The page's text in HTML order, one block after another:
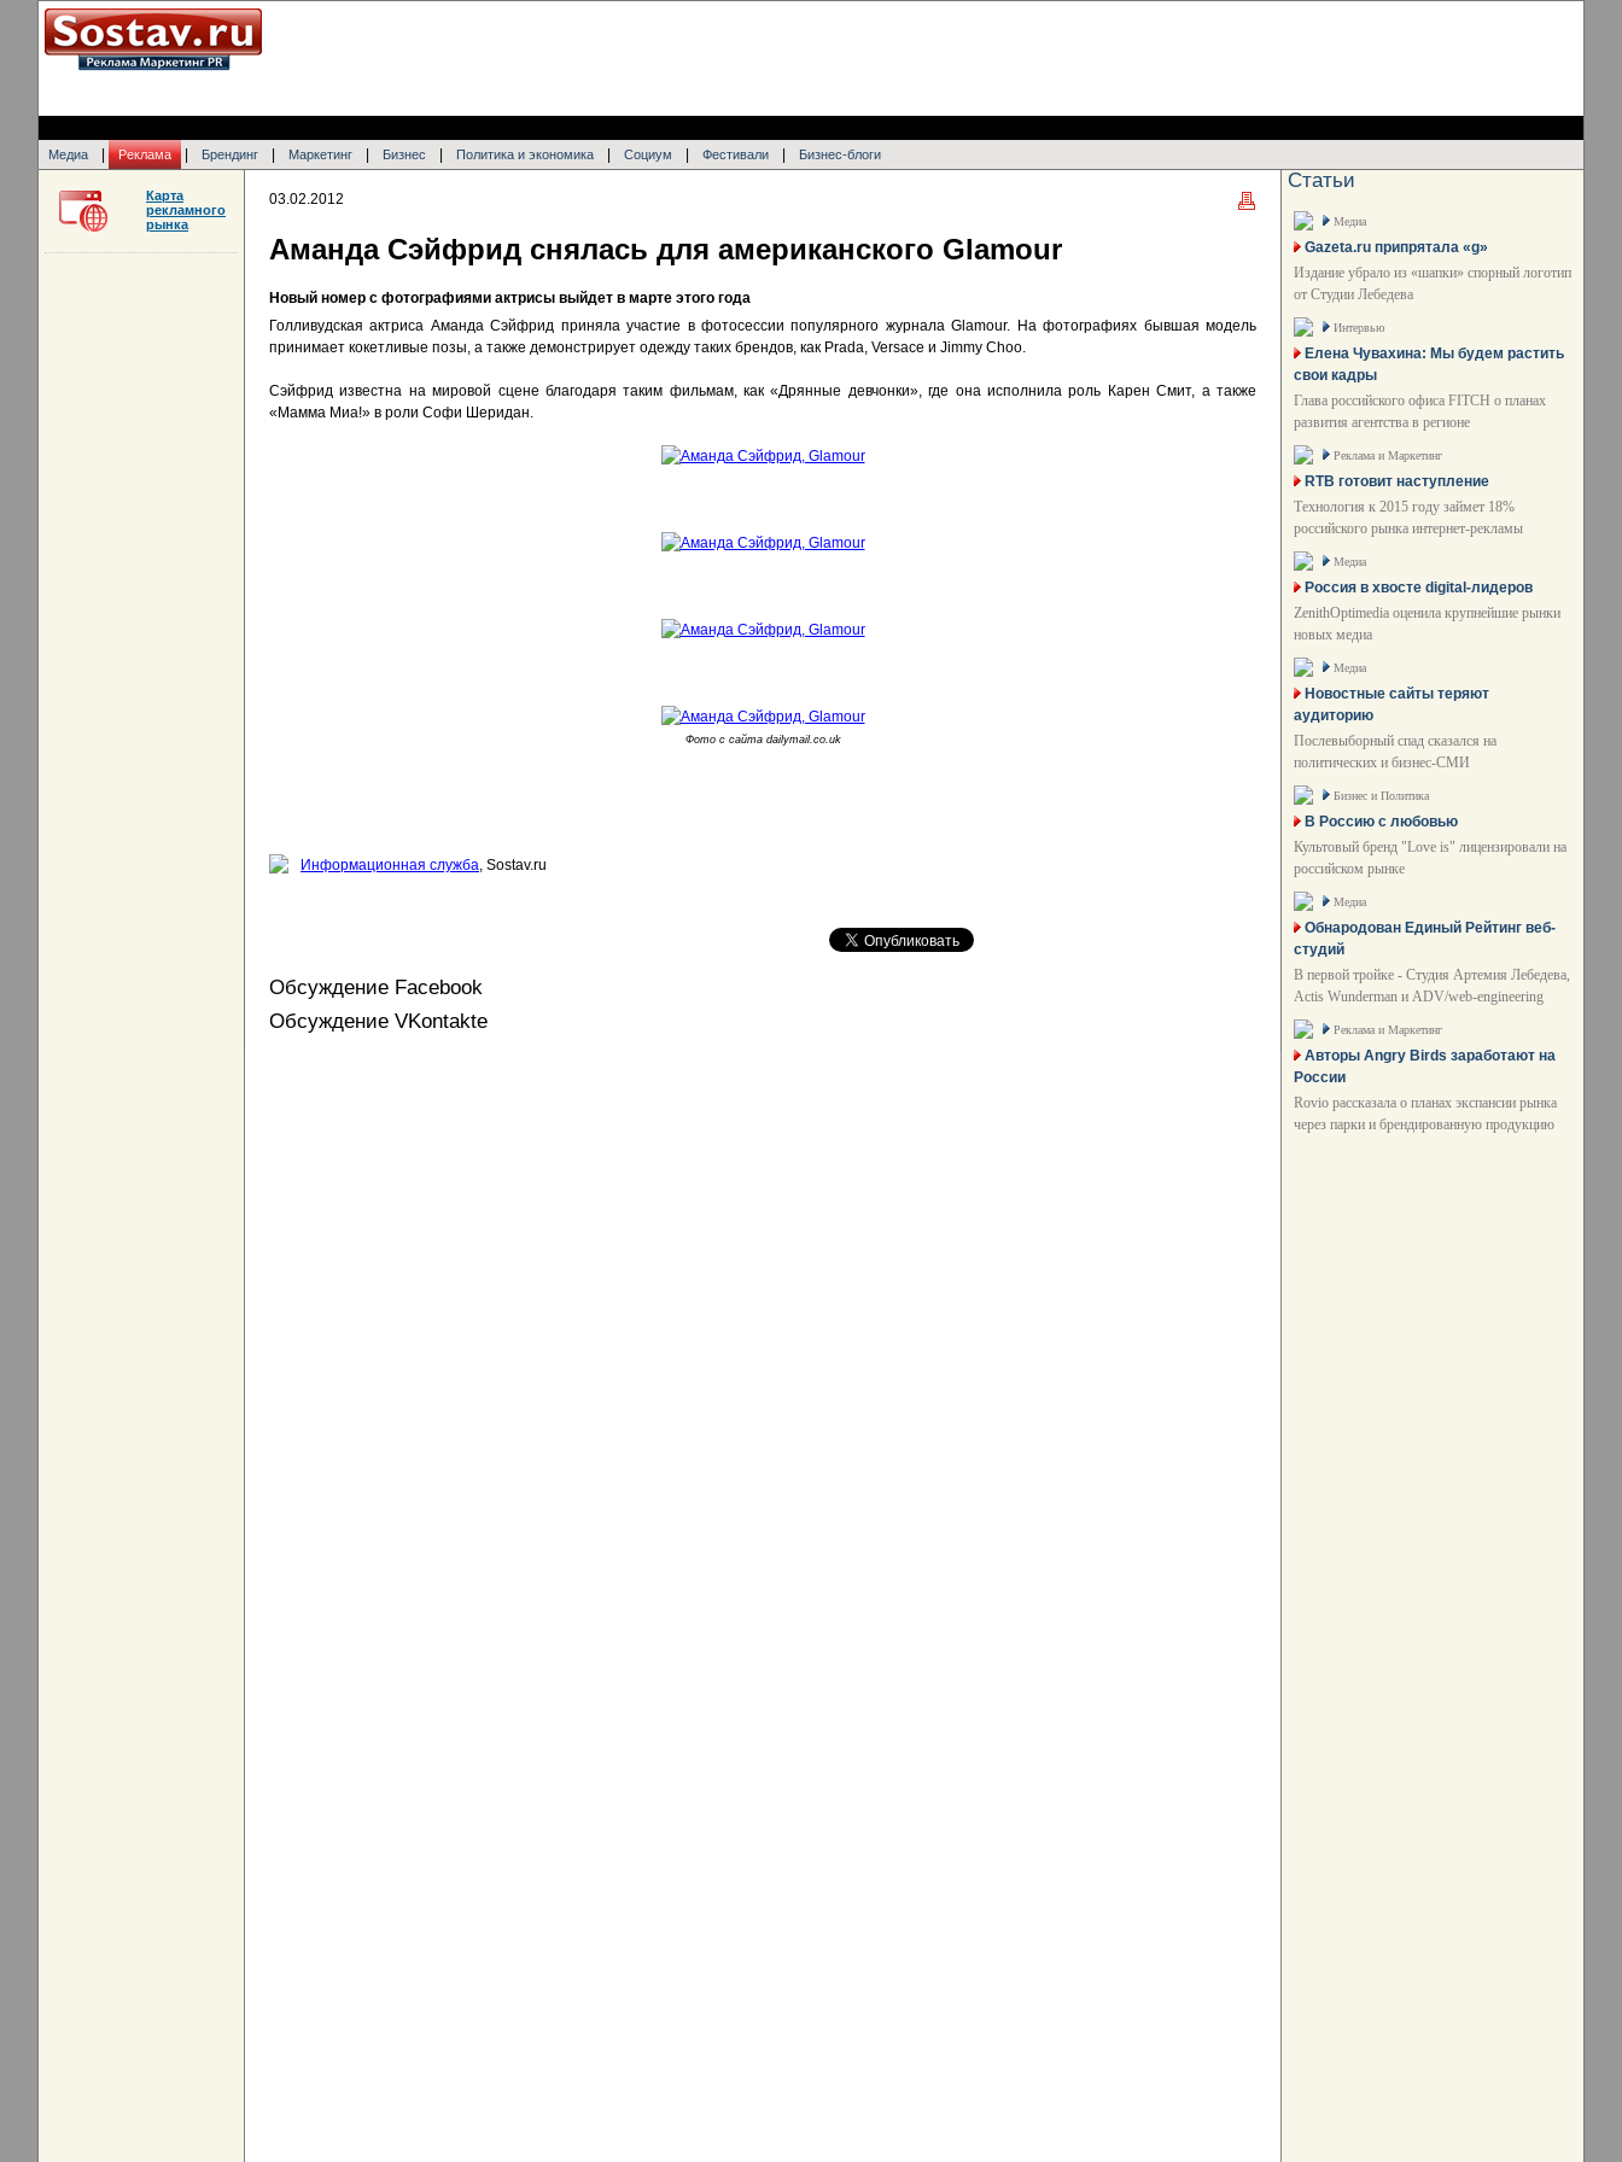
Медиа Реклама Брендинг Маркетинг Бизнес Политика и экономика Социум Фестивали Бизнес-блоги
03.02.2012
Аманда Сэйфрид снялась для американского Glamour
Новый номер с фотографиями актрисы выйдет в марте этого года
Голливудская актриса Аманда Сэйфрид приняла участие в фотосессии популярного журнала Glamour. На фотографиях бывшая модель
принимает кокетливые позы, а также демонстрирует одежду таких брендов, как Prada, Versace и Jimmy Choo.
Сэйфрид известна на мировой сцене благодаря таким фильмам, как «Дрянные девчонки», где она исполнила роль Карен Смит, а также
«Мамма Миа!» в роли Софи Шеридан.
Фото с сайта dailymail.co.uk
Информационная служба, Sostav.ru
Обсуждение Facebook
Обсуждение VKontakte
Карта
рекламного
рынка
Статьи
Медиа
Gazeta.ru припрятала «g»
Издание убрало из «шапки» спорный логотип
от Студии Лебедева
Интервью
Елена Чувахина: Мы будем растить
свои кадры
Глава российского офиса FITCH о планах
развития агентства в регионе
Реклама и Маркетинг
RTB готовит наступление
Технология к 2015 году займет 18%
российского рынка интернет-рекламы
Медиа
Россия в хвосте digital-лидеров
ZenithOptimedia оценила крупнейшие рынки
новых медиа
Медиа
Новостные сайты теряют
аудиторию
Послевыборный спад сказался на
политических и бизнес-СМИ
Бизнес и Политика
В Россию с любовью
Культовый бренд "Love is" лицензировали на
российском рынке
Медиа
Обнародован Единый Рейтинг веб-
студий
В первой тройке - Студия Артемия Лебедева,
Actis Wunderman и ADV/web-engineering
Реклама и Маркетинг
Авторы Angry Birds заработают на
России
Rovio рассказала о планах экспансии рынка
через парки и брендированную продукцию